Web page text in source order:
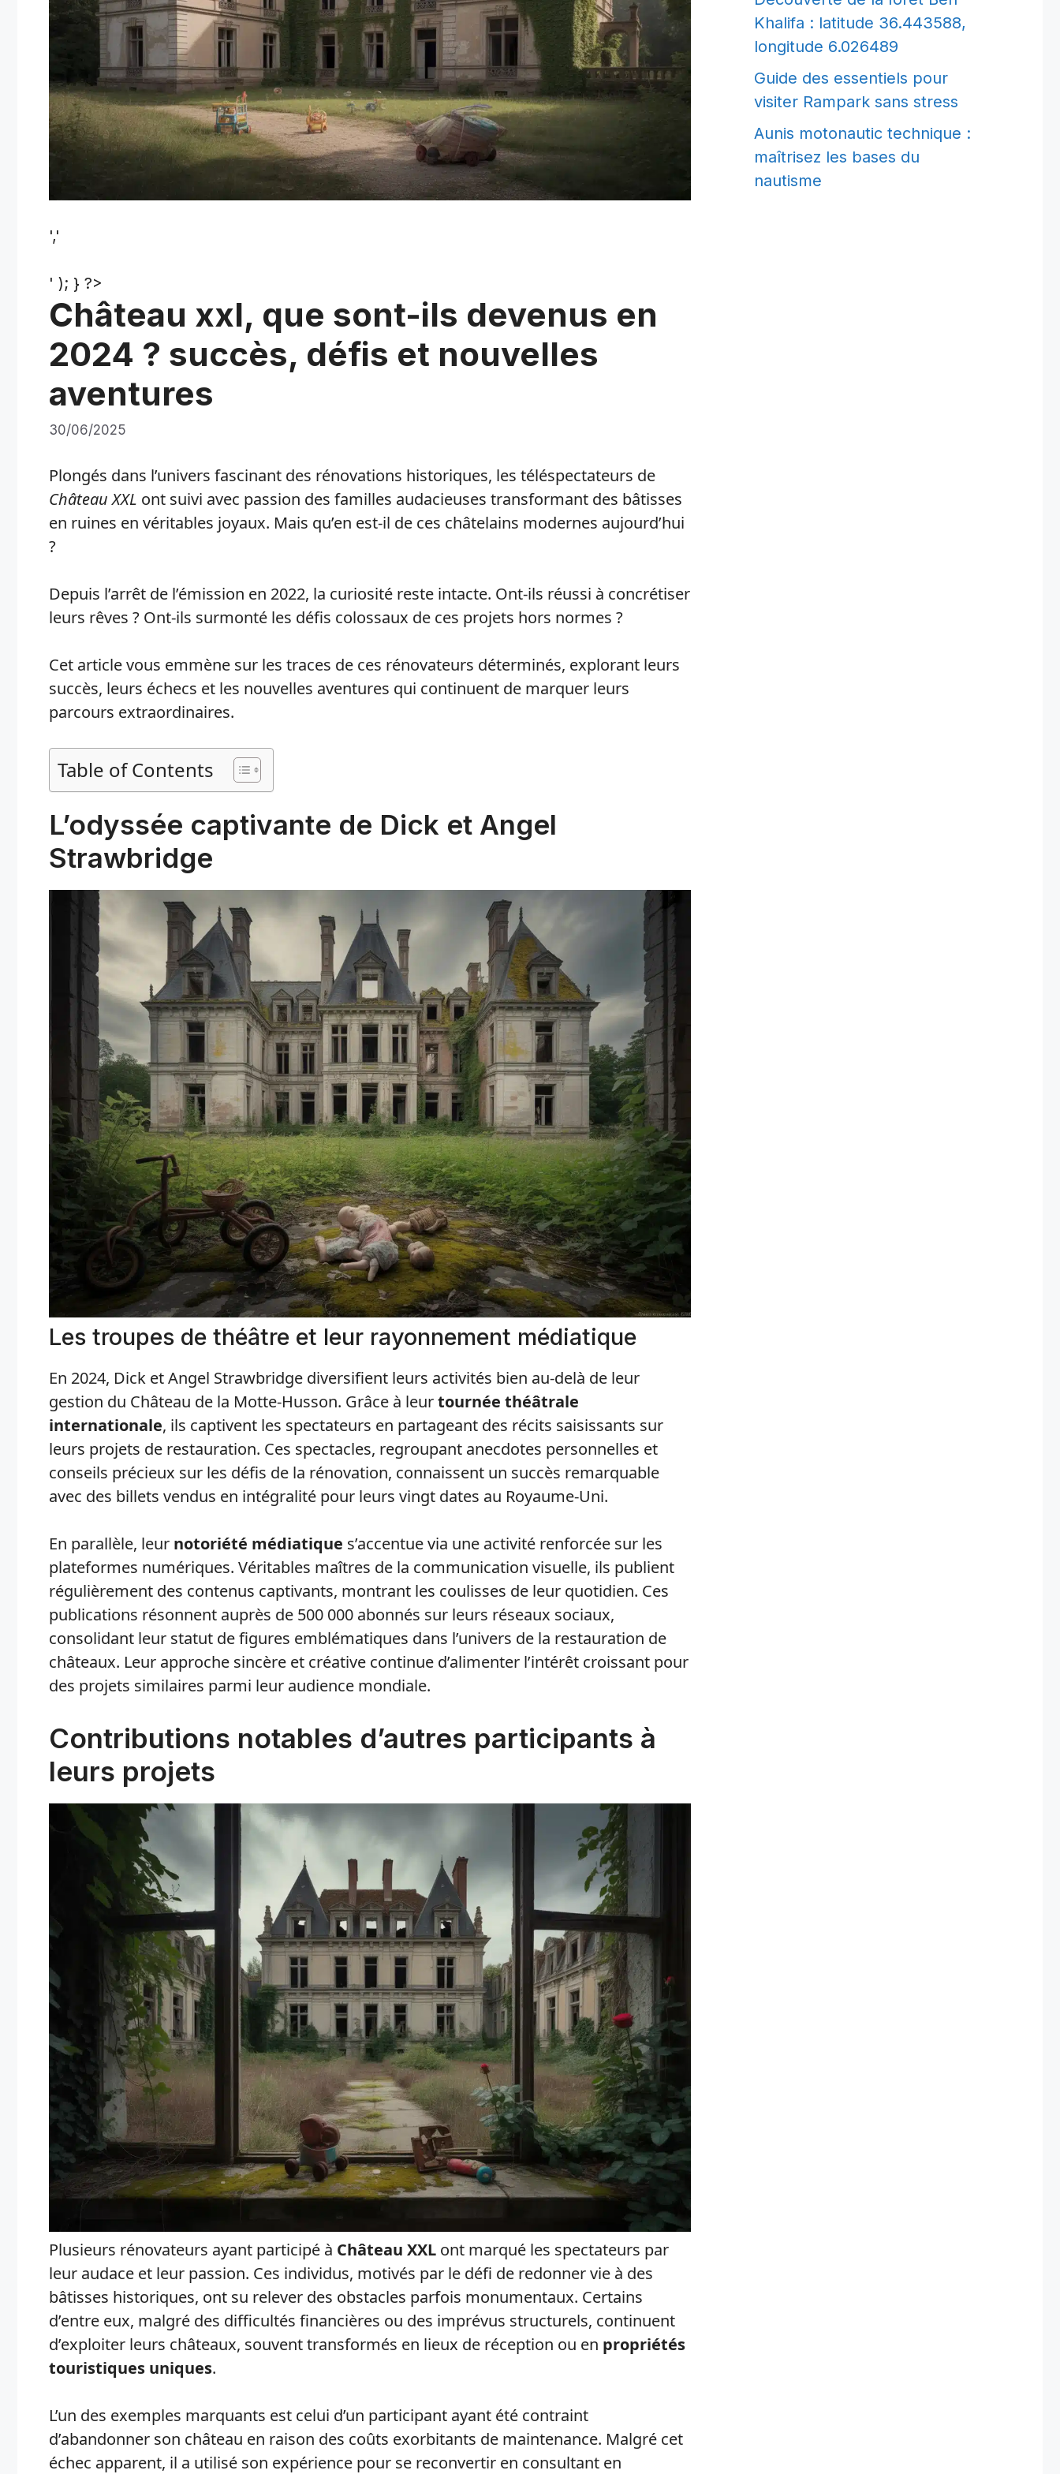
','
' ); } ?>
Château xxl, que sont-ils devenus en
2024 ? succès, défis et nouvelles
aventures
30/06/2025
Plongés dans l’univers fascinant des rénovations historiques, les téléspectateurs de
Château XXL ont suivi avec passion des familles audacieuses transformant des bâtisses
en ruines en véritables joyaux. Mais qu’en est-il de ces châtelains modernes aujourd’hui
?
Depuis l’arrêt de l’émission en 2022, la curiosité reste intacte. Ont-ils réussi à concrétiser
leurs rêves ? Ont-ils surmonté les défis colossaux de ces projets hors normes ?
Cet article vous emmène sur les traces de ces rénovateurs déterminés, explorant leurs
succès, leurs échecs et les nouvelles aventures qui continuent de marquer leurs
parcours extraordinaires.
Table of Contents
L’odyssée captivante de Dick et Angel
Strawbridge
Les troupes de théâtre et leur rayonnement médiatique
En 2024, Dick et Angel Strawbridge diversifient leurs activités bien au-delà de leur
gestion du Château de la Motte-Husson. Grâce à leurtournée théâtrale
internationale, ils captivent les spectateurs en partageant des récits saisissants sur
leurs projets de restauration. Ces spectacles, regroupant anecdotes personnelles et
conseils précieux sur les défis de la rénovation, connaissent un succès remarquable
avec des billets vendus en intégralité pour leurs vingt dates au Royaume-Uni.
En parallèle, leur notoriété médiatique s’accentue via une activité renforcée sur les
plateformes numériques. Véritables maîtres de la communication visuelle, ils publient
régulièrement des contenus captivants, montrant les coulisses de leur quotidien. Ces
publications résonnent auprès de 500 000 abonnés sur leurs réseaux sociaux,
consolidant leur statut de figures emblématiques dans l’univers de la restauration de
châteaux. Leur approche sincère et créative continue d’alimenter l’intérêt croissant pour
des projets similaires parmi leur audience mondiale.
Contributions notables d’autres participants à
leurs projets
Plusieurs rénovateurs ayant participé à Château XXL ont marqué les spectateurs par
leur audace et leur passion. Ces individus, motivés par le défi de redonner vie à des
bâtisses historiques, ont su relever des obstacles parfois monumentaux. Certains
d’entre eux, malgré des difficultés financières ou des imprévus structurels, continuent
d’exploiter leurs châteaux, souvent transformés en lieux de réception ou en propriétés
touristiques uniques.
L’un des exemples marquants est celui d’un participant ayant été contraint
d’abandonner son château en raison des coûts exorbitants de maintenance. Malgré cet
échec apparent, il a utilisé son expérience pour se reconvertir en consultant en
Khalifa : latitude 36.443588,
longitude 6.026489
Guide des essentiels pour
visiter Rampark sans stress
Aunis motonautic technique :
maîtrisez les bases du
nautisme